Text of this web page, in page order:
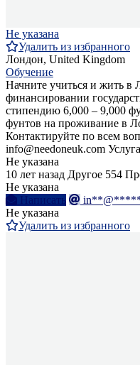
Не указана
Удалить из избранного
Лондон, United Kingdom
Обучение
Начните учиться и жить
финансировании
стипендию 6,000 – 9,000
фунтов на проживание в
Контактируйте по всем
info@needoneuk.com
Не указана
10 лет назад Другое 554
Не указана
Написать
Не указана
Удалить из избранного